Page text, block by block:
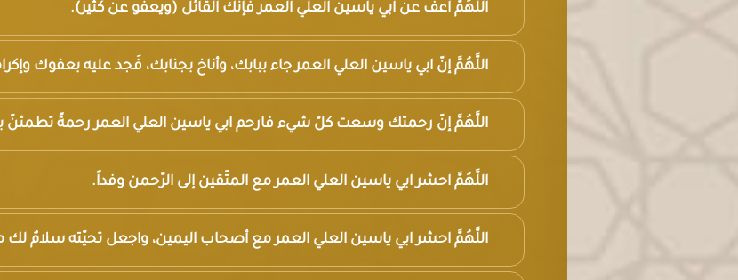
اللَّهُمَّ اعف عن ابي ياسين العلي العمر فإنّك القائل (ويعفو عن كثير).
اللَّهُمَّ إنّ ابي ياسين العلي العمر جاء ببابك، وأناخ بجنابك، فَجد عليه بعفوك
اللَّهُمَّ إنّ رحمتك وسعت كلّ شيء فارحم ابي ياسين العلي العمر رحمةً تطمئنّ
اللَّهُمَّ احشر ابي ياسين العلي العمر مع المتّقين إلى الرّحمن وفداً.
اللَّهُمَّ احشر ابي ياسين العلي العمر مع أصحاب اليمين، واجعل تحيّته سلامٌ